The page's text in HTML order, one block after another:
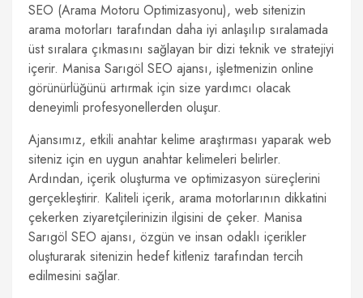
SEO (Arama Motoru Optimizasyonu), web sitenizin
arama motorları tarafından daha iyi anlaşılıp sıralamada
üst sıralara çıkmasını sağlayan bir dizi teknik ve stratejiyi
içerir. Manisa Sarıgöl SEO ajansı, işletmenizin online
görünürlüğünü artırmak için size yardımcı olacak
deneyimli profesyonellerden oluşur.
Ajansımız, etkili anahtar kelime araştırması yaparak web
siteniz için en uygun anahtar kelimeleri belirler.
Ardından, içerik oluşturma ve optimizasyon süreçlerini
gerçekleştirir. Kaliteli içerik, arama motorlarının dikkatini
çekerken ziyaretçilerinizin ilgisini de çeker. Manisa
Sarıgöl SEO ajansı, özgün ve insan odaklı içerikler
oluşturarak sitenizin hedef kitleniz tarafından tercih
edilmesini sağlar.